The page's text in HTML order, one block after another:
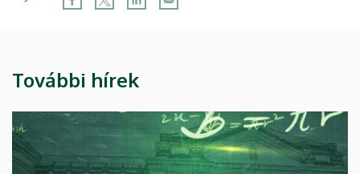
További hírek